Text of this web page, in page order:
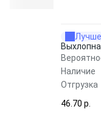
Наличие
Отгрузка
46.70 p.